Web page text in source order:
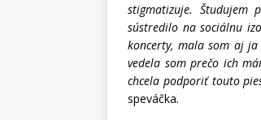
stigmatizuje. Študujem
sústredilo na sociálnu
koncerty, mala som aj
vedela som prečo ich
chcela podporiť touto
speváčka.